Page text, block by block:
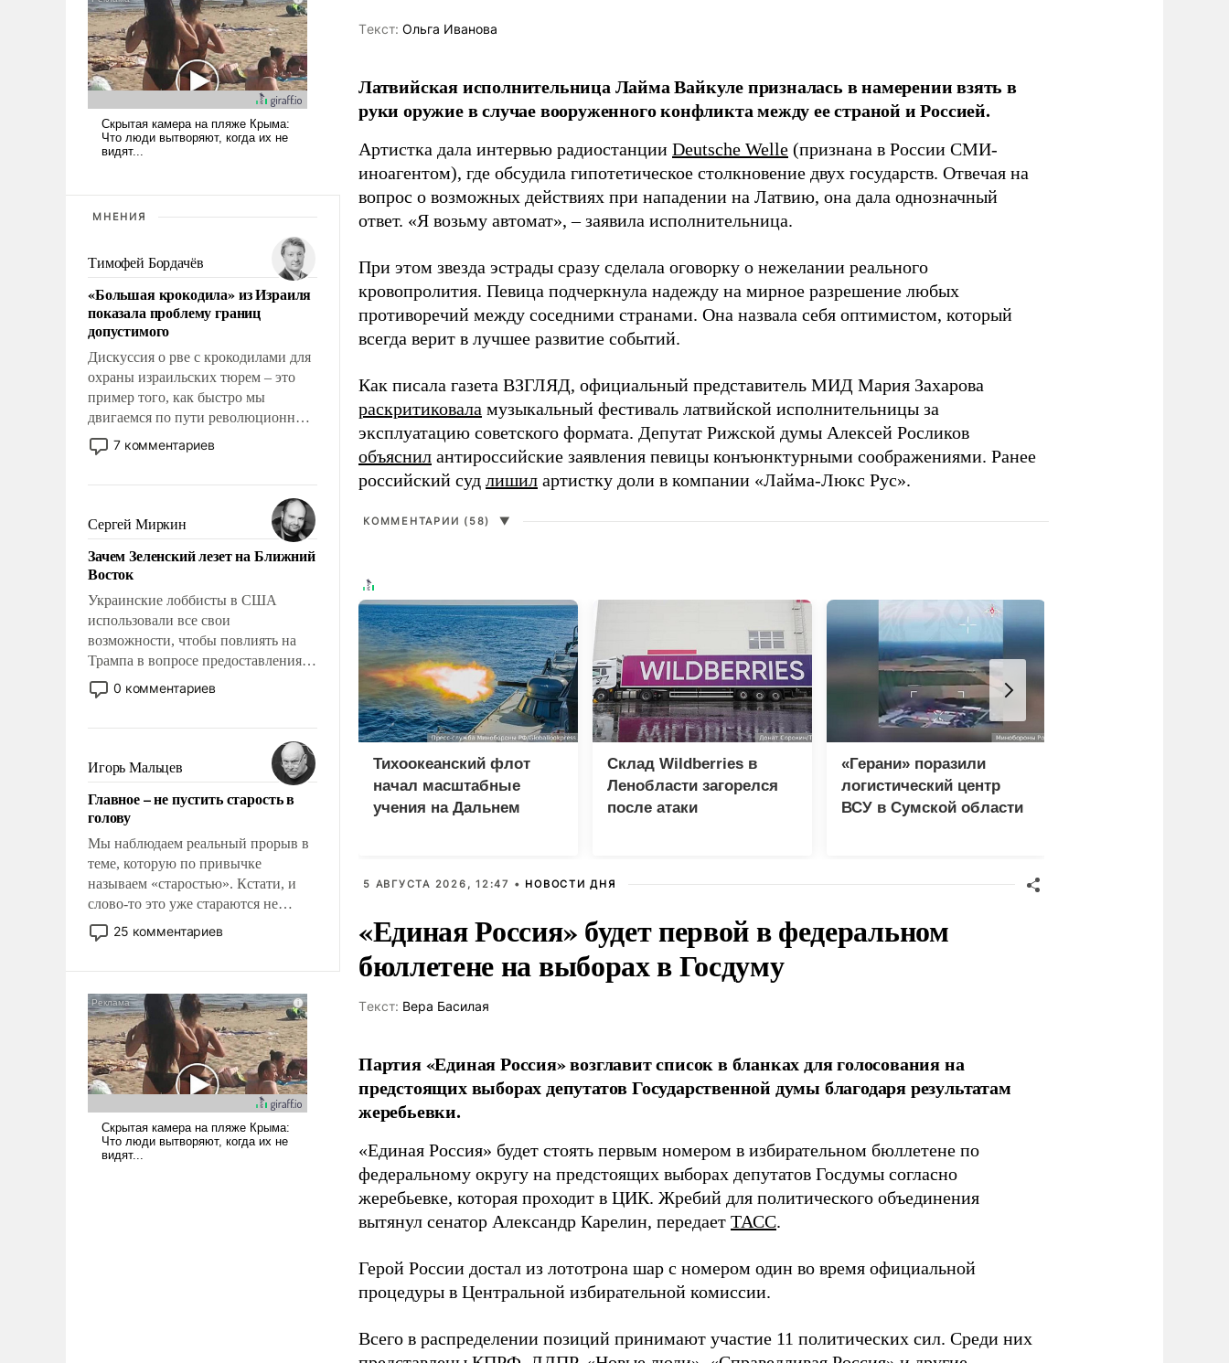
МНЕНИЯ
Тимофей Бордачёв
«Большая крокодила» из Израиля
показала проблему границ
допустимого
Дискуссия о рве с крокодилами для
охраны израильских тюрем – это
пример того, как быстро мы
двигаемся по пути революционных
изменений. То, что несколько лет
назад было образом для
7 комментариев
Сергей Миркин
Зачем Зеленский лезет на Ближний
Восток
Украинские лоббисты в США
использовали все свои
возможности, чтобы повлиять на
Трампа в вопросе предоставления
вооружений своим нанимателям.
Вероятно, кому-то из тех, кто
продемонстрировать, что Украина
вступила в вооруженное
противостояние с Ираном.
0 комментариев
Игорь Мальцев
Главное – не пустить старость в
голову
Мы наблюдаем реальный прорыв в
теме, которую по привычке
называем «старостью». Кстати, и
слово-то это уже стараются не
использовать – так же, как «бабка»,
«дед», – хотя бы в образованной
25 комментариев
Tекст: Ольга Иванова
Латвийская исполнительница Лайма Вайкуле призналась в намерении взять в
руки оружие в случае вооруженного конфликта между ее страной и Россией.
Артистка дала интервью радиостанции Deutsche Welle (признана в России СМИ-
иноагентом), где обсудила гипотетическое столкновение двух государств. Отвечая на
вопрос о возможных действиях при нападении на Латвию, она дала однозначный
ответ. «Я возьму автомат», – заявила исполнительница.
При этом звезда эстрады сразу сделала оговорку о нежелании реального
кровопролития. Певица подчеркнула надежду на мирное разрешение любых
противоречий между соседними странами. Она назвала себя оптимистом, который
всегда верит в лучшее развитие событий.
Как писала газета ВЗГЛЯД, официальный представитель МИД Мария Захарова
раскритиковала музыкальный фестиваль латвийской исполнительницы за
эксплуатацию советского формата. Депутат Рижской думы Алексей Росликов
объяснил антироссийские заявления певицы конъюнктурными соображениями. Ранее
российский суд лишил артистку доли в компании «Лайма-Люкс Рус».
КОММЕНТАРИИ (58) ▼
Тихоокеанский флот
начал масштабные
учения на Дальнем
Склад Wildberries в
Ленобласти загорелся
после атаки
«Герани» поразили
логистический центр
ВСУ в Сумской области
5 АВГУСТА 2026, 12:47 • НОВОСТИ ДНЯ
«Единая Россия» будет первой в федеральном
бюллетене на выборах в Госдуму
Tекст: Вера Басилая
Партия «Единая Россия» возглавит список в бланках для голосования на
предстоящих выборах депутатов Государственной думы благодаря результатам
жеребьевки.
«Единая Россия» будет стоять первым номером в избирательном бюллетене по
федеральному округу на предстоящих выборах депутатов Госдумы согласно
жеребьевке, которая проходит в ЦИК. Жребий для политического объединения
вытянул сенатор Александр Карелин, передает ТАСС.
Герой России достал из лототрона шар с номером один во время официальной
процедуры в Центральной избирательной комиссии.
Всего в распределении позиций принимают участие 11 политических сил. Среди них